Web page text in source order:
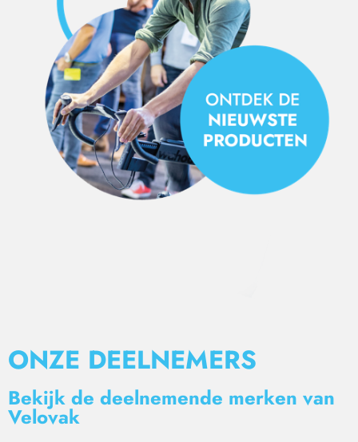
ONZE DEELNEMERS
Bekijk de deelnemende merken van
Velovak